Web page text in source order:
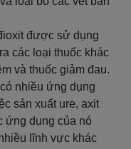
được sử dụng
các loại thuốc khác
và thuốc giảm đau.
nhiều ứng dụng
sản xuất ure, axit
ứng dụng của nó
lĩnh vực khác